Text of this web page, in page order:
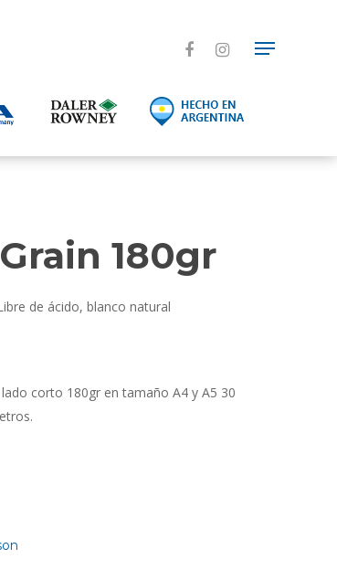
180gr
de ácido, blanco natural
corto 180gr en tamaño A4 y A5 30